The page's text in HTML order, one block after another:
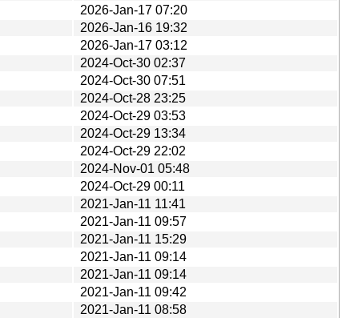
2026-Jan-17 07:20
2026-Jan-16 19:32
2026-Jan-17 03:12
2024-Oct-30 02:37
2024-Oct-30 07:51
2024-Oct-28 23:25
2024-Oct-29 03:53
2024-Oct-29 13:34
2024-Oct-29 22:02
2024-Nov-01 05:48
2024-Oct-29 00:11
2021-Jan-11 11:41
2021-Jan-11 09:57
2021-Jan-11 15:29
2021-Jan-11 09:14
2021-Jan-11 09:14
2021-Jan-11 09:42
2021-Jan-11 08:58